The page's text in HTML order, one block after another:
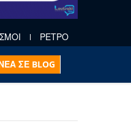
ΡΕΤΡΟ
ΣΕ BLOG